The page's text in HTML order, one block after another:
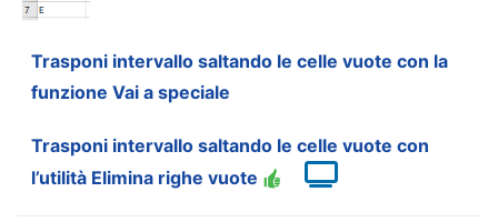
Trasponi intervallo saltando le celle vuote con la
funzione Vai a speciale
Trasponi intervallo saltando le celle vuote con
l’utilità Elimina righe vuote